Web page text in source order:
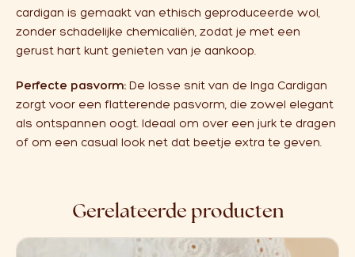
cardigan is gemaakt van ethisch geproduceerde wol,
zonder schadelijke chemicaliën, zodat je met een
gerust hart kunt genieten van je aankoop.
Perfecte pasvorm: De losse snit van de Inga Cardigan
zorgt voor een flatterende pasvorm, die zowel elegant
als ontspannen oogt. Ideaal om over een jurk te dragen
of om een casual look net dat beetje extra te geven.
Gerelateerde producten